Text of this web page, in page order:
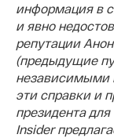
информация в
и явно
репутации
(предыдущие
независимыми
эти справки и
президента
Insider